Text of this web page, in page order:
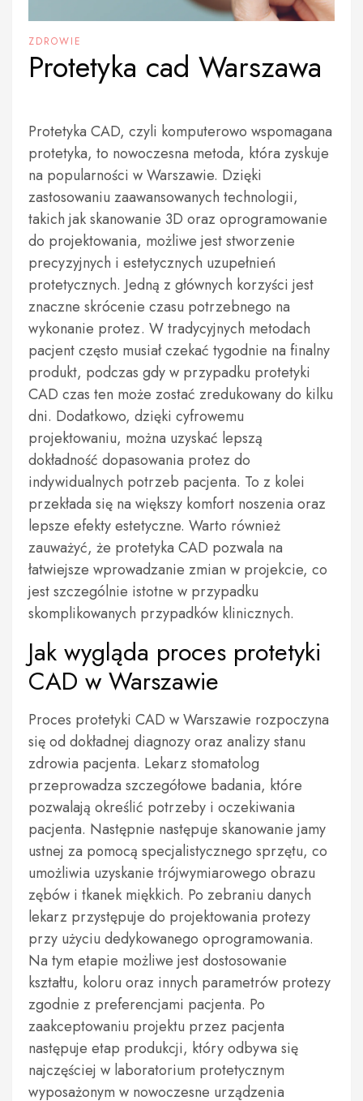
ZDROWIE
Protetyka cad Warszawa
Protetyka CAD, czyli komputerowo wspomagana
protetyka, to nowoczesna metoda, która zyskuje
na popularności w Warszawie. Dzięki
zastosowaniu zaawansowanych technologii,
takich jak skanowanie 3D oraz oprogramowanie
do projektowania, możliwe jest stworzenie
precyzyjnych i estetycznych uzupełnień
protetycznych. Jedną z głównych korzyści jest
znaczne skrócenie czasu potrzebnego na
wykonanie protez. W tradycyjnych metodach
pacjent często musiał czekać tygodnie na finalny
produkt, podczas gdy w przypadku protetyki
CAD czas ten może zostać zredukowany do kilku
dni. Dodatkowo, dzięki cyfrowemu
projektowaniu, można uzyskać lepszą
dokładność dopasowania protez do
indywidualnych potrzeb pacjenta. To z kolei
przekłada się na większy komfort noszenia oraz
lepsze efekty estetyczne. Warto również
zauważyć, że protetyka CAD pozwala na
łatwiejsze wprowadzanie zmian w projekcie, co
jest szczególnie istotne w przypadku
skomplikowanych przypadków klinicznych.
Jak wygląda proces protetyki
CAD w Warszawie
Proces protetyki CAD w Warszawie rozpoczyna
się od dokładnej diagnozy oraz analizy stanu
zdrowia pacjenta. Lekarz stomatolog
przeprowadza szczegółowe badania, które
pozwalają określić potrzeby i oczekiwania
pacjenta. Następnie następuje skanowanie jamy
ustnej za pomocą specjalistycznego sprzętu, co
umożliwia uzyskanie trójwymiarowego obrazu
zębów i tkanek miękkich. Po zebraniu danych
lekarz przystępuje do projektowania protezy
przy użyciu dedykowanego oprogramowania.
Na tym etapie możliwe jest dostosowanie
kształtu, koloru oraz innych parametrów protezy
zgodnie z preferencjami pacjenta. Po
zaakceptowaniu projektu przez pacjenta
następuje etap produkcji, który odbywa się
najczęściej w laboratorium protetycznym
wyposażonym w nowoczesne urządzenia